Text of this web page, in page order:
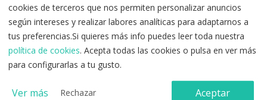
Los servicios prestados se valorarán a razón de
0,084 puntos por mes o fracción, hasta un
máximo de 6 puntos.
Los servicios se computarán hasta la fecha de
finalización del plazo de presentación de
cookies de terceros que nos permiten personalizar anuncios
según intereses y realizar labores analíticas para adaptarnos a
tus preferencias.Si quieres más info puedes leer toda nuestra
política de cookies. Acepta todas las cookies o pulsa en ver más
para configurarlas a tu gusto.
Ver más Rechazar Aceptar